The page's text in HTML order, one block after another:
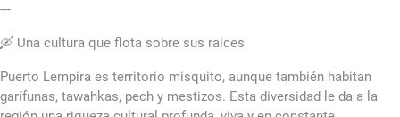
---
🛶 Una cultura que flota sobre sus raíces
Puerto Lempira es territorio misquito, aunque también habitan
garífunas, tawahkas, pech y mestizos. Esta diversidad le da a la